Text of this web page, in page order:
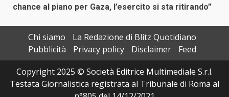
chance al piano per Gaza, l’esercito si sta ritirando”
Chi siamo
La Redazione di Blitz Quotidiano
Pubblicità
Privacy policy Disclaimer
Feed
Copyright 2025 © Società Editrice Multimediale S.r.l.
Testata Giornalistica registrata al Tribunale di Roma al